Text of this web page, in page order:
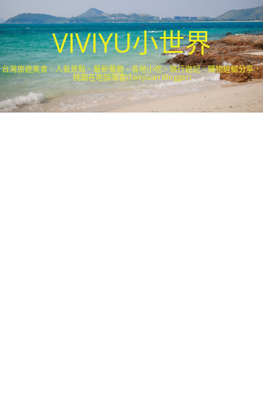
VIVIYU小世界
台灣旅遊美食、人氣景點、最新餐廳、各地小吃、旅行遊記、購物經驗分享．
桃園在地部落客(Taoyuan Blogger)